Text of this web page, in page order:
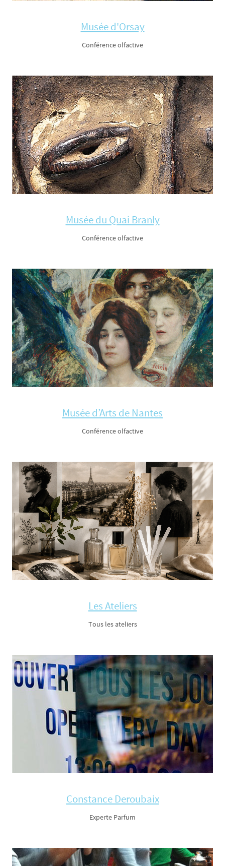
Musée d'Orsay
Conférence olfactive
Musée du Quai Branly
Conférence olfactive
Musée d’Arts de Nantes
Conférence olfactive
Les Ateliers
Tous les ateliers
Constance Deroubaix
Experte Parfum